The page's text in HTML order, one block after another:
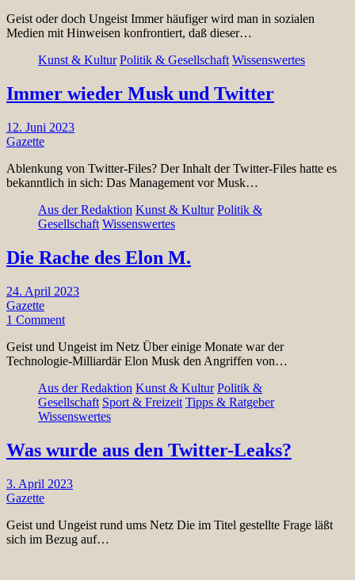
Geist oder doch Ungeist Immer häufiger wird man in sozialen
Medien mit Hinweisen konfrontiert, daß dieser…
Kunst & Kultur Politik & Gesellschaft Wissenswertes
Immer wieder Musk und Twitter
12. Juni 2023
Gazette
Ablenkung von Twitter-Files? Der Inhalt der Twitter-Files hatte es
bekanntlich in sich: Das Management vor Musk…
Aus der Redaktion Kunst & Kultur Politik &
Gesellschaft Wissenswertes
Die Rache des Elon M.
24. April 2023
Gazette
1 Comment
Geist und Ungeist im Netz Über einige Monate war der
Technologie-Milliardär Elon Musk den Angriffen von…
Aus der Redaktion Kunst & Kultur Politik &
Gesellschaft Sport & Freizeit Tipps & Ratgeber
Wissenswertes
Was wurde aus den Twitter-Leaks?
3. April 2023
Gazette
Geist und Ungeist rund ums Netz Die im Titel gestellte Frage läßt
sich im Bezug auf…